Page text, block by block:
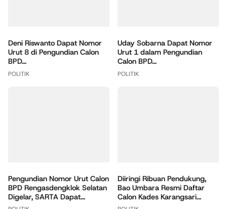
Deni Riswanto Dapat Nomor
Urut 8 di Pengundian Calon
BPD...
POLITIK
Uday Sobarna Dapat Nomor
Urut 1 dalam Pengundian
Calon BPD...
POLITIK
Pengundian Nomor Urut Calon
BPD Rengasdengklok Selatan
Digelar, SARTA Dapat...
Diiringi Ribuan Pendukung,
Bao Umbara Resmi Daftar
Calon Kades Karangsari...